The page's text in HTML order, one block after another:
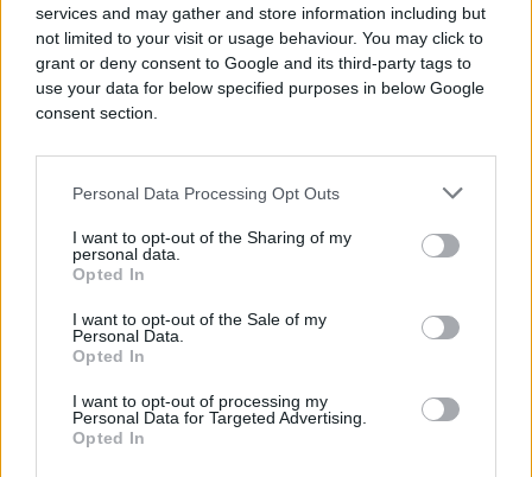
services and may gather and store information including but
not limited to your visit or usage behaviour. You may click to
grant or deny consent to Google and its third-party tags to
use your data for below specified purposes in below Google
consent section.
Personal Data Processing Opt Outs
I want to opt-out of the Sharing of my
personal data.
Opted In
I want to opt-out of the Sale of my
Personal Data.
Opted In
I want to opt-out of processing my
Personal Data for Targeted Advertising.
Opted In
19.02.18. 08:44
Velika bura otežava saobraćaj, popodne stiže
snijeg u unutrašnjosti